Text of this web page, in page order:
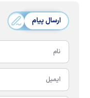
ارسال پیام